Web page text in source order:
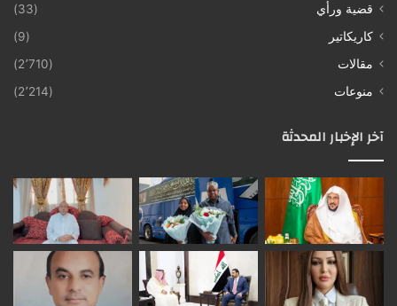
قضية ورأي
(33)
كاريكاتير
(9)
مقالات
(2٬710)
منوعات
(2٬214)
آخر الإخبار المحدثة